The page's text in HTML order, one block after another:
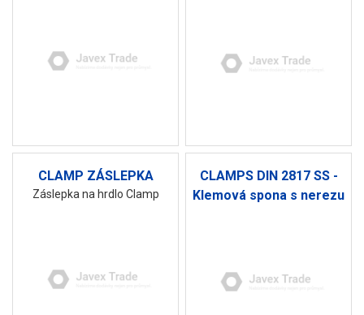
CLAMP ZÁSLEPKA
Záslepka na hrdlo Clamp
CLAMPS DIN 2817 SS -
Klemová spona s nerezu